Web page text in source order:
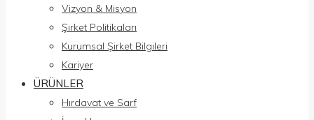
Vizyon & Misyon
Şirket Politikaları
Kurumsal Şirket Bilgileri
Kariyer
ÜRÜNLER
Hırdavat ve Sarf